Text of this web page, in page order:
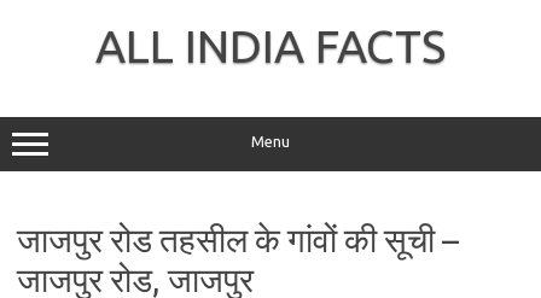
ALL INDIA FACTS
Menu
जाजपुर रोड तहसील के गांवों की सूची –
जाजपुर रोड, जाजपुर